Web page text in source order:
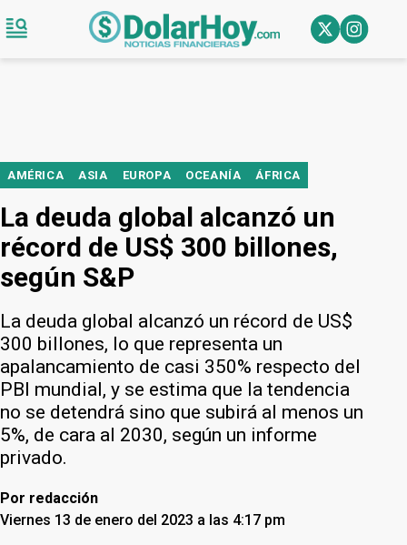
AMÉRICA ASIA EUROPA OCEANÍA ÁFRICA
La deuda global alcanzó un
récord de US$ 300 billones,
según S&P
La deuda global alcanzó un récord de US$
300 billones, lo que representa un
apalancamiento de casi 350% respecto del
PBI mundial, y se estima que la tendencia
no se detendrá sino que subirá al menos un
5%, de cara al 2030, según un informe
privado.
Por redacción
Viernes 13 de enero del 2023 a las 4:17 pm